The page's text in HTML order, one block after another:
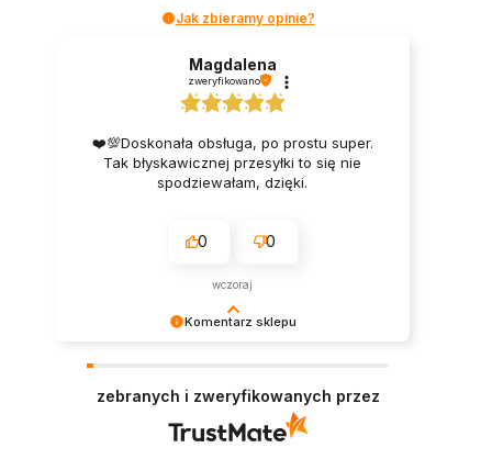
Jak zbieramy opinie?
Komentarz sklepu
w naszym sklepie.
Magdalena
zweryfikowano
❤️💯Doskonała obsługa, po prostu super.
Tak błyskawicznej przesyłki to się nie
spodziewałam, dzięki.
0 0
wczoraj
zebranych i zweryfikowanych przez